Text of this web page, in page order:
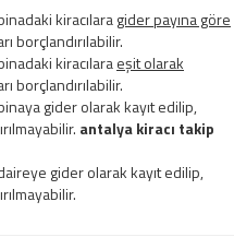
kiracılaragider payına göre
borçlandırılabilir.
kiracılaraeşit olarak
borçlandırılabilir.
gider olarak kayıt edilip,
antalya kiracı takip
gider olarak kayıt edilip,